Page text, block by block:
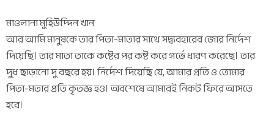
মাওলানা মুহিউদ্দিন খান
আর আমি মানুষকে তার পিতা-মাতার সাথে সদ্ব্যবহারের জোর নির্দেশ
দিয়েছি। তার মাতা তাকে কষ্টের পর কষ্ট করে গর্ভে ধারণ করেছে। তার
দুধ ছাড়ানো দু বছরে হয়। নির্দেশ দিয়েছি যে, আমার প্রতি ও তোমার
পিতা-মতার প্রতি কৃতজ্ঞ হও। অবশেষে আমারই নিকট ফিরে আসতে
হবে।